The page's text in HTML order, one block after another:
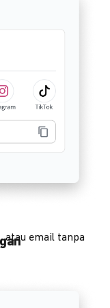
atau email tanpa